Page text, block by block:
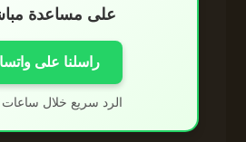
على مساعدة
راسلنا على
الرد سريع خلال ساعات